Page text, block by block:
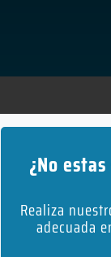
¿No
Realiza
adecuada